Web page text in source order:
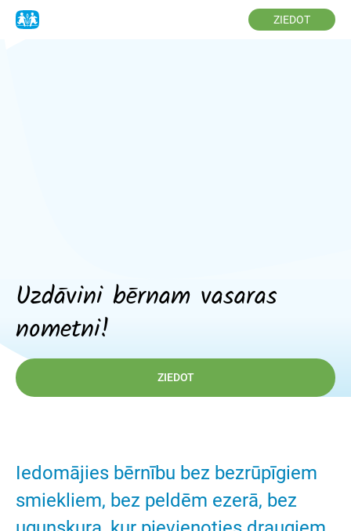
ZIEDOT
Uzdāvini bērnam vasaras
nometni!
ZIEDOT
Iedomājies bērnību bez bezrūpīgiem
smiekliem, bez peldēm ezerā, bez